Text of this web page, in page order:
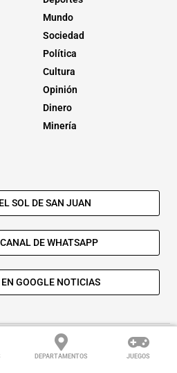
DEPARTAMENTOS JUEGOS
Mundo
Sociedad
Política
Cultura
Opinión
Dinero
Minería
SOL DE SAN JUAN
DE WHATSAPP
GOOGLE NOTICIAS
Todos los derechos reservados. |
Daskalos Solutions